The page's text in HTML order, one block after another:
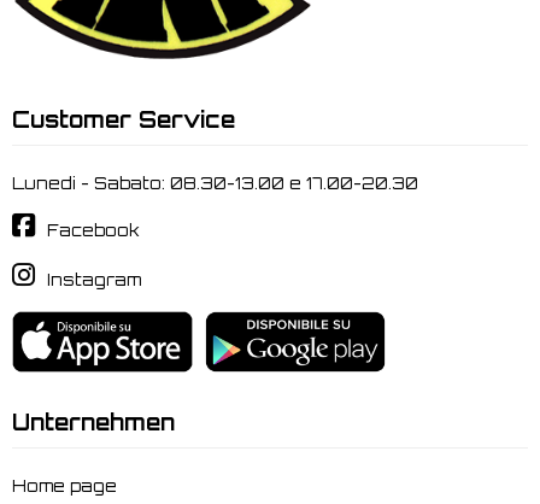
Customer Service
Lunedi - Sabato: 08.30-13.00 e 17.00-20.30
Facebook
Instagram
Unternehmen
Home page